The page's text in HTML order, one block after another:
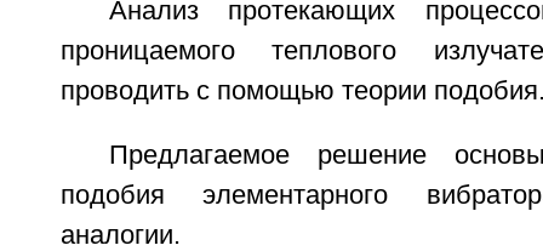
Анализ протекающих
проницаемого теплового
проводить с помощью теории
Предлагаемое решение
подобия элементарного
аналогии.